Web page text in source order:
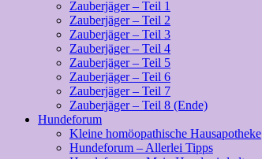
Zauberjäger – Teil 1
Zauberjäger – Teil 2
Zauberjäger – Teil 3
Zauberjäger – Teil 4
Zauberjäger – Teil 5
Zauberjäger – Teil 6
Zauberjäger – Teil 7
Zauberjäger – Teil 8 (Ende)
Hundeforum
Kleine homöopathische Hausapotheke
Hundeforum – Allerlei Tipps